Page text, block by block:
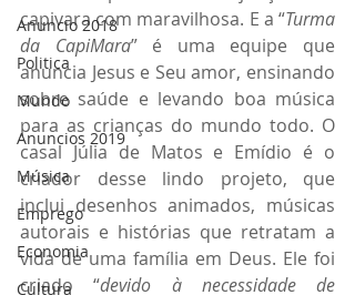
Anuncio 2018
Politica
Mundo
Anuncios 2019
Música
Emprego
Economia
Cultura
capivara com maravilhosa. E a “Turma
da CapiMara” é uma equipe que
anuncia Jesus e Seu amor, ensinando
sobre saúde e levando boa música
para as crianças do mundo todo. O
casal Júlia de Matos e Emídio é o
criador desse lindo projeto, que
inclui desenhos animados, músicas
autorais e histórias que retratam a
vida de uma família em Deus. Ele foi
criado “devido à necessidade de